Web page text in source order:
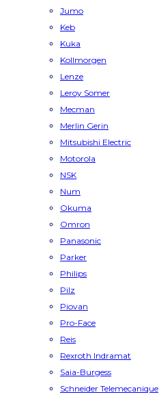
Jumo
Keb
Kuka
Kollmorgen
Lenze
Leroy Somer
Mecman
Merlin Gerin
Mitsubishi Electric
Motorola
NSK
Num
Okuma
Omron
Panasonic
Parker
Philips
Pilz
Piovan
Pro-Face
Reis
Rexroth Indramat
Saia-Burgess
Schneider Telemecanique